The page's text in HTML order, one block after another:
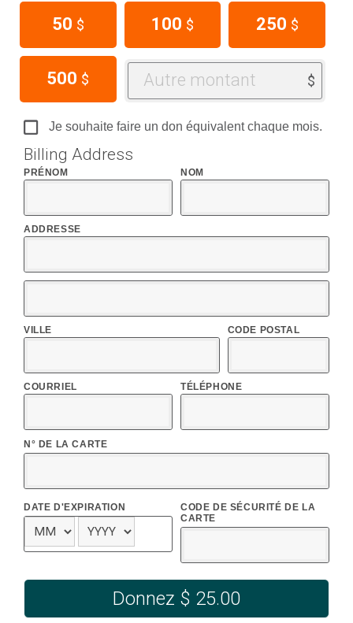
50 $ 100 $ 250 $
500 $ Autre montant $
Je souhaite faire un don équivalent chaque mois.
Billing Address
PRÉNOM NOM
ADDRESSE
VILLE CODE POSTAL
COURRIEL TÉLÉPHONE
N° DE LA CARTE
DATE D'EXPIRATION
CODE DE SÉCURITÉ DE LA
CARTE
Donnez $ 25.00